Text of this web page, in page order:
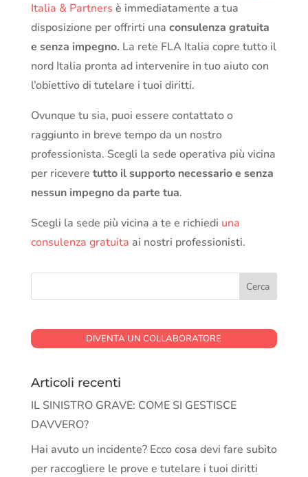
Italia & Partners è immediatamente a tua
disposizione per offrirti una consulenza gratuita
e senza impegno. La rete FLA Italia copre tutto il
nord Italia pronta ad intervenire in tuo aiuto con
l’obiettivo di tutelare i tuoi diritti.
Ovunque tu sia, puoi essere contattato o
raggiunto in breve tempo da un nostro
professionista. Scegli la sede operativa più vicina
per ricevere tutto il supporto necessario e senza
nessun impegno da parte tua.
Scegli la sede più vicina a te e richiedi una
consulenza gratuita ai nostri professionisti.
DIVENTA UN COLLABORATORE
Articoli recenti
IL SINISTRO GRAVE: COME SI GESTISCE
DAVVERO?
Hai avuto un incidente? Ecco cosa devi fare subito
per raccogliere le prove e tutelare i tuoi diritti